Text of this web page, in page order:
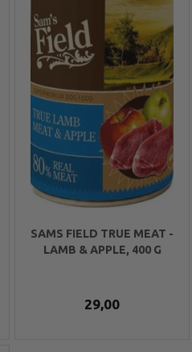
SAMS FIELD TRUE MEAT -
LAMB & APPLE, 400 G
29,00